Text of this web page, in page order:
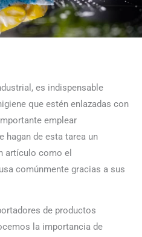
es indispensable
que estén enlazadas con
emplear
hagan de esta tarea un
artículo como el
comúnmente gracias a sus
de productos
la importancia de